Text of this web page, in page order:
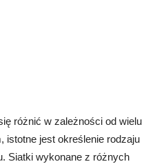
różnić w zależności od wielu
jest określenie rodzaju
Siatki wykonane z różnych